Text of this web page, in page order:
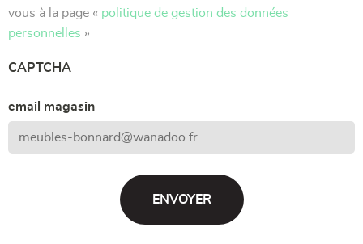
vous à la page « politique de gestion des données
personnelles »
CAPTCHA
email magasin